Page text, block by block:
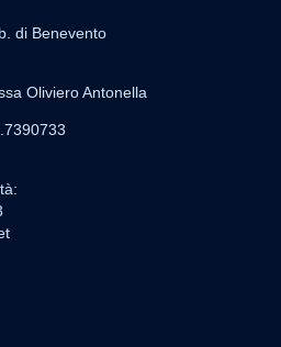
di Benevento
Oliviero Antonella